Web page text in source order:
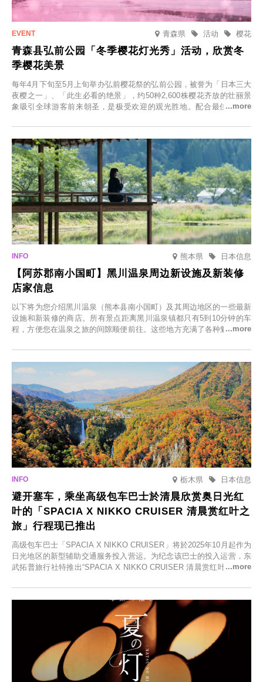
青森県 樱花
活动
青森县弘前公园「冬季樱花灯光秀」活动，欣赏冬
季樱花美景
每年4月下旬至5月上旬举办弘前樱花祭的弘前公园，被誉为「日本三大
夜樱之一」、「此生必看的绝景」，约50种2,600株樱花齐放的壮丽景
象吸引全球游客前来朝圣，是极受欢迎的观光胜地。配合最佳观雪时
「冬季樱花灯光秀」。
熊本県 日本信息
【阿苏郡南小国町】黑川温泉周边新设施及新装修
店家信息
以下将为您介绍黑川温泉（熊本县南小国町）及其周边地区的一些最新
设施和新装修的商店。所有景点距离黑川温泉镇都只有5到10分钟的车
程，方便您在温泉之旅的间隙顺便前往。这些地方充满了各种魅力，包
食材的餐厅。让您体验黑川温泉的全新乐趣。
栃木県 日本信息
避开塞车，乘坐高级包车巴士於清晨欣赏奥日光红
叶的「SPACIA X NIKKO CRUISER 清晨赏红叶之
旅」行程现已推出
高级包车巴士「SPACIA X NIKKO CRUISER」将於2025年10月起作为
日光地区的新型辅助交通服务投入营运。为纪念该巴士的投入运营，东
武拓普旅行社特推出“SPACIA X NIKKO CRUISER 清晨赏红叶之旅”，